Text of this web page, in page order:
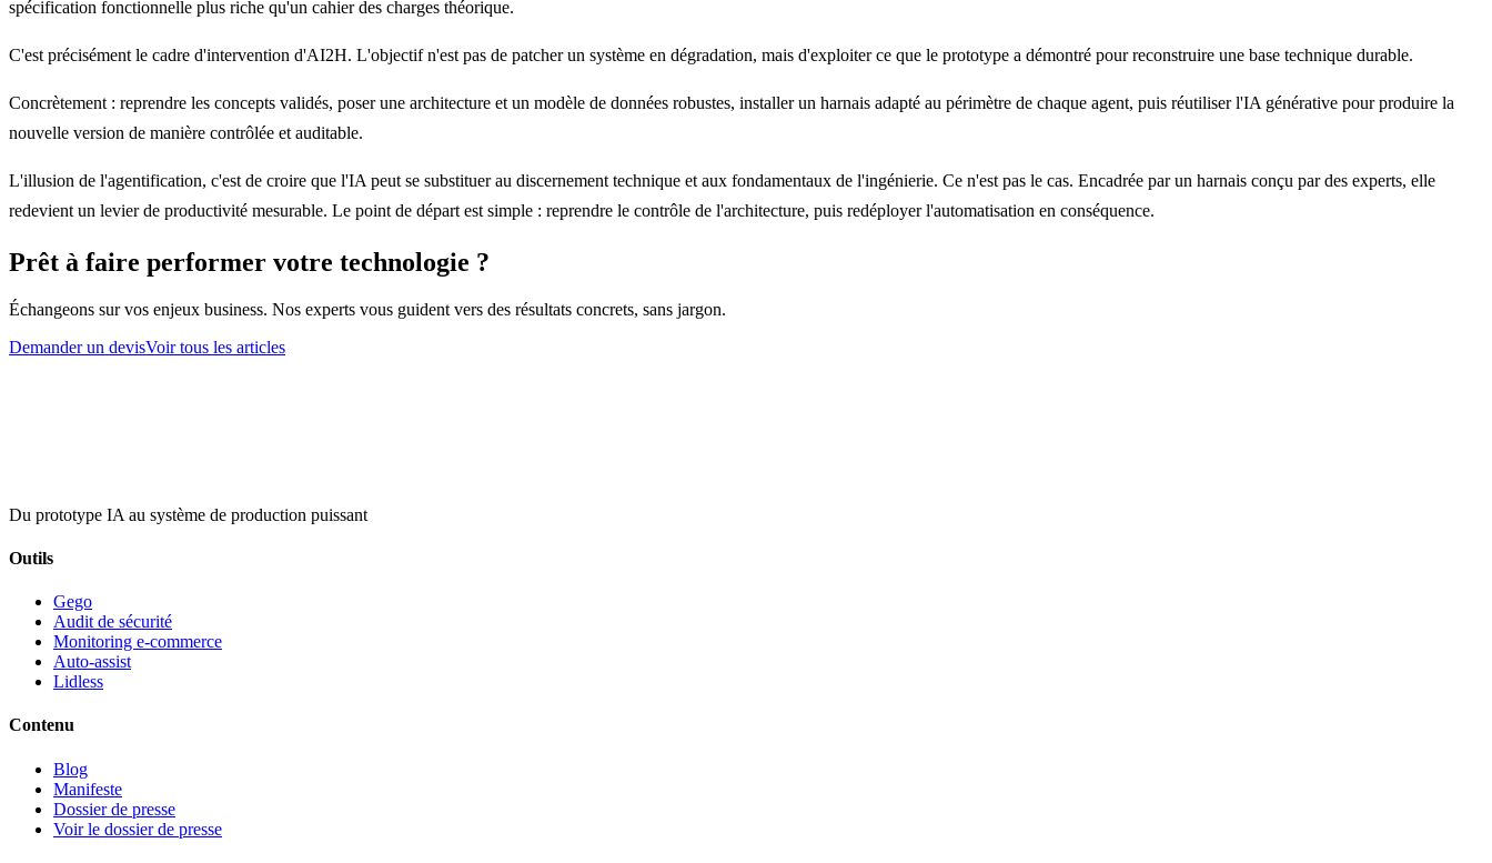
spécification fonctionnelle plus riche qu'un cahier des charges théorique.
C'est précisément le cadre d'intervention d'AI2H. L'objectif n'est pas de patcher un système en dégradation, mais d'exploiter ce que le prototype a démontré pour reconstruire une base technique durable.
Concrètement : reprendre les concepts validés, poser une architecture et un modèle de données robustes, installer un harnais adapté au périmètre de chaque agent, puis réutiliser l'IA générative pour produire la
nouvelle version de manière contrôlée et auditable.
L'illusion de l'agentification, c'est de croire que l'IA peut se substituer au discernement technique et aux fondamentaux de l'ingénierie. Ce n'est pas le cas. Encadrée par un harnais conçu par des experts, elle
redevient un levier de productivité mesurable. Le point de départ est simple : reprendre le contrôle de l'architecture, puis redéployer l'automatisation en conséquence.
Prêt à faire performer votre technologie ?
Échangeons sur vos enjeux business. Nos experts vous guident vers des résultats concrets, sans jargon.
Demander un devisVoir tous les articles
Du prototype IA au système de production puissant
Outils
Gego
Audit de sécurité
Monitoring e-commerce
Auto-assist
Lidless
Contenu
Blog
Manifeste
Dossier de presse
Voir le dossier de presse